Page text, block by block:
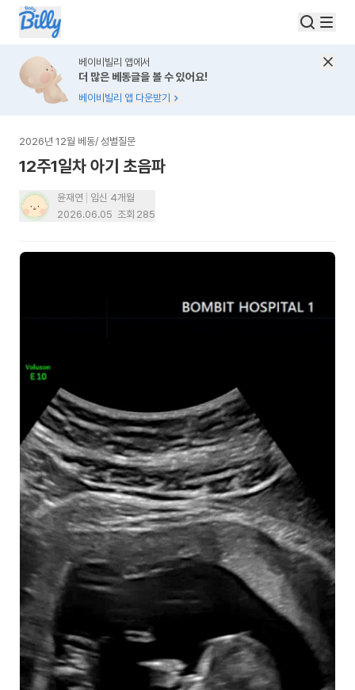
베이비빌리 앱에서
더 많은 베동글을 볼 수 있어요!
베이비빌리 앱 다운받기
2026년 12월 베동/ 성별질문
12주1일차 아기 초음파
윤재연
임신 4개월
2026.06.05 조회 285